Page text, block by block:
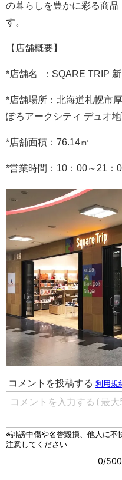
の暮らしを豊かに彩る商
す。
【店舗概要】
*店舗名 ：SQARE TRIP
*店舗場所：北海道札幌市
ぽろアークシティ デュオ
*店舗面積：76.14㎡
*営業時間：10：00～21：